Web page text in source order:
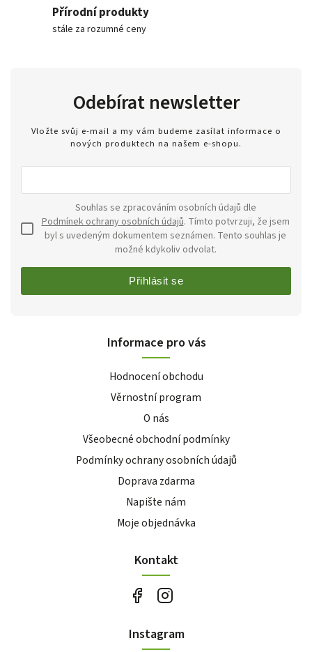
Přírodní produkty
stále za rozumné ceny
Odebírat newsletter
Vložte svůj e-mail a my vám budeme zasílat informace o
nových produktech na našem e-shopu.
Podmínek ochrany osobních údajů. Tímto potvrzuji, že jsem
byl s uvedeným dokumentem seznámen. Tento souhlas je
možné kdykoliv odvolat.
Přihlásit se
Informace pro vás
Hodnocení obchodu
Věrnostní program
O nás
Všeobecné obchodní podmínky
Podmínky ochrany osobních údajů
Doprava zdarma
Napište nám
Moje objednávka
Kontakt
Instagram